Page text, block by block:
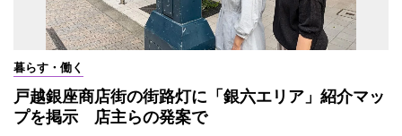
暮らす・働く
戸越銀座商店街の街路灯に「銀六エリア」紹介マッ
プを掲示 店主らの発案で